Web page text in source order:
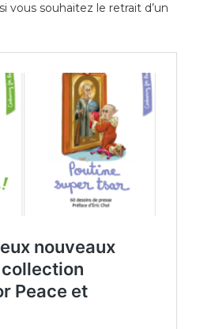
vous souhaitez le retrait d’un